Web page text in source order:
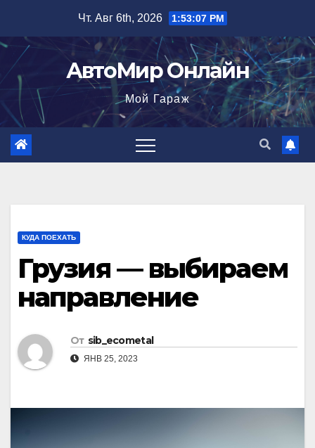
содержимому
Чт. Авг 6th, 2026 1:53:08 PM
АвтоМир Онлайн
Мой Гараж
КУДА ПОЕХАТЬ
Грузия — выбираем
направление
От sib_ecometal
ЯНВ 25, 2023